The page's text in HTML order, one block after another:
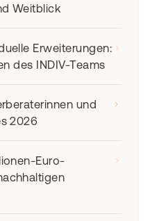
Weitblick
Erweiterungen:
des INDIV-Teams
und
2026
Euro-